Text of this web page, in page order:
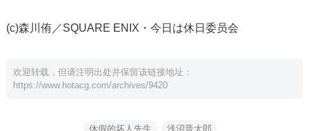
(c)森川侑／SQUARE ENIX・今日は休日委员会
欢迎转载，但请注明出处并保留该链接地址：
https://www.hotacg.com/archives/9420
休假的坏人先生 浅沼晋太郎